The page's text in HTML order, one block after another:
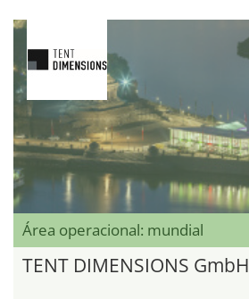
Área operacional: mundial
TENT DIMENSIONS GmbH